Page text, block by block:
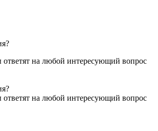
на любой интересующий вопрос
на любой интересующий вопрос